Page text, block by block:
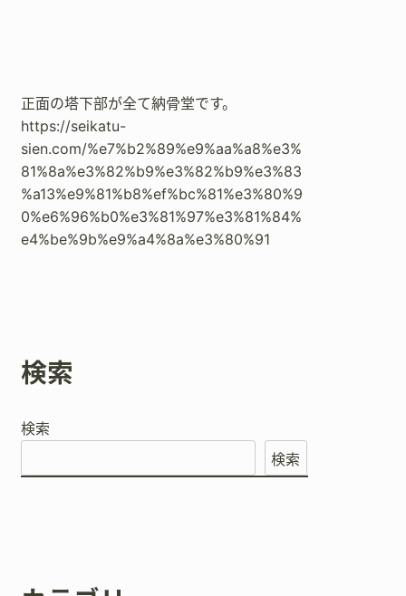
正面の塔下部が全て納骨堂です。
https://seikatu-
sien.com/%e7%b2%89%e9%aa%a8%e3%
81%8a%e3%82%b9%e3%82%b9%e3%83
%a13%e9%81%b8%ef%bc%81%e3%80%9
0%e6%96%b0%e3%81%97%e3%81%84%
e4%be%9b%e9%a4%8a%e3%80%91
検索
検索
検索